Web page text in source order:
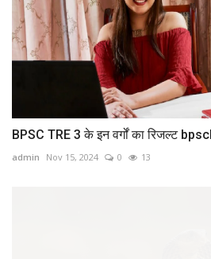
BPSC TRE 3 के इन वर्गों का रिजल्ट
admin Nov 15, 2024 0 13